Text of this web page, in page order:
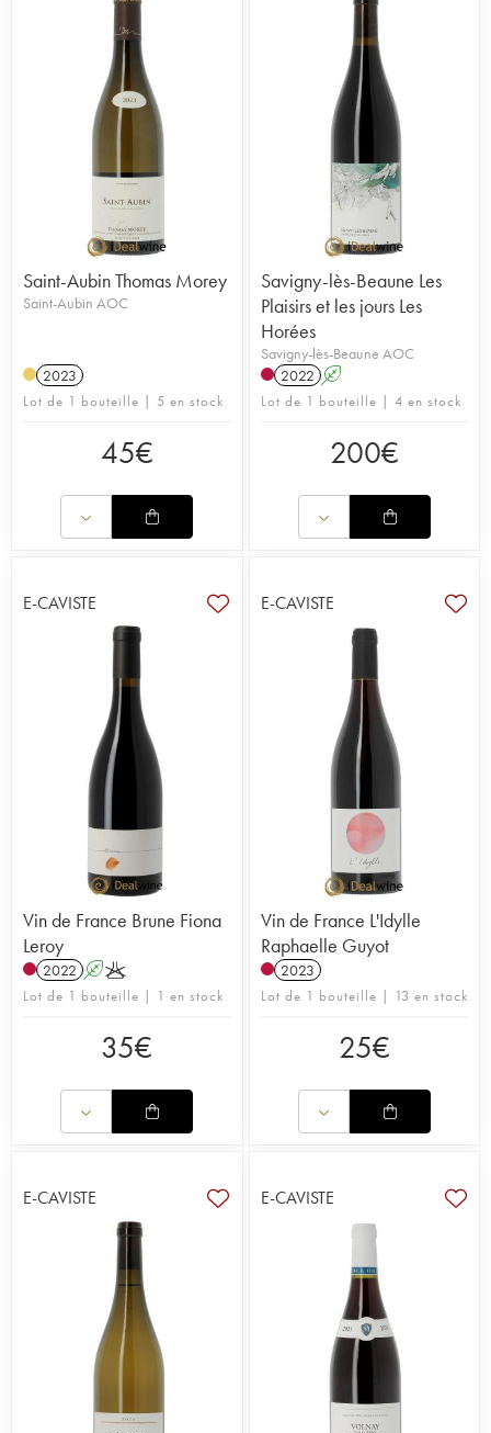
Saint-Aubin Thomas Morey
Saint-Aubin AOC
2023
Lot de 1 bouteille | 5 en stock
45€
Savigny-lès-Beaune Les
Plaisirs et les jours Les
Horées
Savigny-lès-Beaune AOC
2022 A
Lot de 1 bouteille | 4 en stock
200€
E-CAVISTE
Vin de France Brune Fiona
Leroy
2022 AK
Lot de 1 bouteille | 1 en stock
35€
E-CAVISTE
Vin de France L'Idylle
Raphaelle Guyot
2023
Lot de 1 bouteille | 13 en stock
25€
E-CAVISTE E-CAVISTE